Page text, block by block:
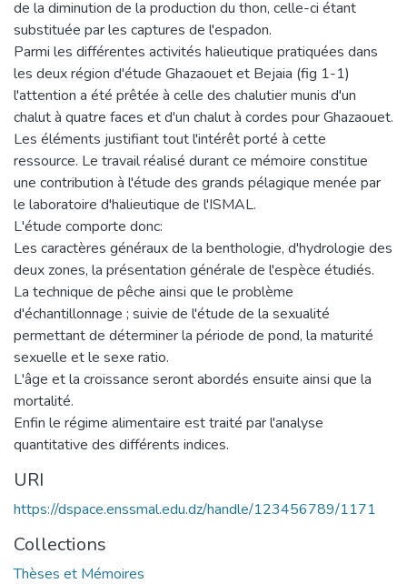
de la diminution de la production du thon, celle-ci étant
substituée par les captures de l'espadon.
Parmi les différentes activités halieutique pratiquées dans
les deux région d'étude Ghazaouet et Bejaia (fig 1-1)
l'attention a été prêtée à celle des chalutier munis d'un
chalut à quatre faces et d'un chalut à cordes pour Ghazaouet.
Les éléments justifiant tout l'intérêt porté à cette
ressource. Le travail réalisé durant ce mémoire constitue
une contribution à l'étude des grands pélagique menée par
le laboratoire d'halieutique de l'ISMAL.
L'étude comporte donc:
Les caractères généraux de la benthologie, d'hydrologie des
deux zones, la présentation générale de l'espèce étudiés.
La technique de pêche ainsi que le problème
d'échantillonnage ; suivie de l'étude de la sexualité
permettant de déterminer la période de pond, la maturité
sexuelle et le sexe ratio.
L'âge et la croissance seront abordés ensuite ainsi que la
mortalité.
Enfin le régime alimentaire est traité par l'analyse
quantitative des différents indices.
URI
https://dspace.enssmal.edu.dz/handle/123456789/1171
Collections
Thèses et Mémoires